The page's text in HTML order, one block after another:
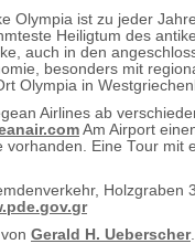
Olympia ist zu jeder
Heiligtum des
auch in den
besonders mit
Olympia in
Airlines ab
Am Airport
vorhanden. Eine Tour mit
Holzgraben
von Gerald H. Ueberscher.